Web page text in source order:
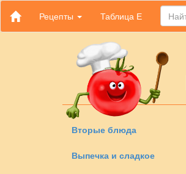
Рецепты Таблица Е
Вторые блюда
Выпечка и сладкое